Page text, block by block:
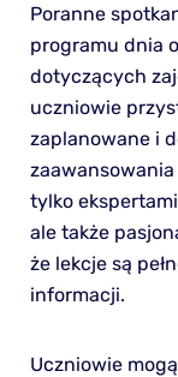
Poranne
programu dnia
dotyczących
uczniowie
zaplanowane i
tylko
ale także
że lekcje są
informacji.
Uczniowie